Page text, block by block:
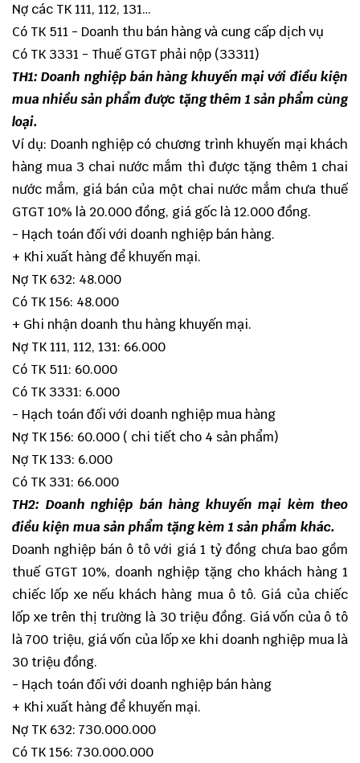
Nợ các TK 111, 112, 131…
Có TK 511 - Doanh thu bán hàng và cung cấp dịch vụ
Có TK 3331 - Thuế GTGT phải nộp (33311)
TH1: Doanh nghiệp bán hàng khuyến mại với điều kiện
mua nhiều sản phẩm được tặng thêm 1 sản phẩm cùng
loại.
Ví dụ: Doanh nghiệp có chương trình khuyến mại khách
hàng mua 3 chai nước mắm thì được tặng thêm 1 chai
nước mắm, giá bán của một chai nước mắm chưa thuế
GTGT 10% là 20.000 đồng, giá gốc là 12.000 đồng.
- Hạch toán đối với doanh nghiệp bán hàng.
+ Khi xuất hàng để khuyến mại.
Nợ TK 632: 48.000
Có TK 156: 48.000
+ Ghi nhận doanh thu hàng khuyến mại.
Nợ TK 111, 112, 131: 66.000
Có TK 511: 60.000
Có TK 3331: 6.000
- Hạch toán đối với doanh nghiệp mua hàng
Nợ TK 156: 60.000 ( chi tiết cho 4 sản phẩm)
Nợ TK 133: 6.000
Có TK 331: 66.000
TH2: Doanh nghiệp bán hàng khuyến mại kèm theo
điều kiện mua sản phẩm tặng kèm 1 sản phẩm khác.
Doanh nghiệp bán ô tô với giá 1 tỷ đồng chưa bao gồm
thuế GTGT 10%, doanh nghiệp tặng cho khách hàng 1
chiếc lốp xe nếu khách hàng mua ô tô. Giá của chiếc
lốp xe trên thị trường là 30 triệu đồng. Giá vốn của ô tô
là 700 triệu, giá vốn của lốp xe khi doanh nghiệp mua là
30 triệu đồng.
- Hạch toán đối với doanh nghiệp bán hàng
+ Khi xuất hàng để khuyến mại.
Nợ TK 632: 730.000.000
Có TK 156: 730.000.000